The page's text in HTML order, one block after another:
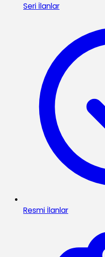
Seri İlanlar
Resmi İlanlar